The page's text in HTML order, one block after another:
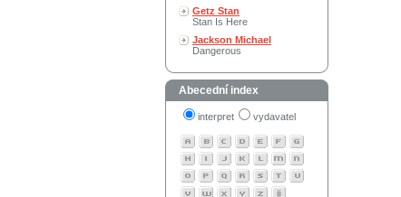
Getz Stan
Stan Is Here
Jackson Michael
Dangerous
Abecední index
interpret vydavatel